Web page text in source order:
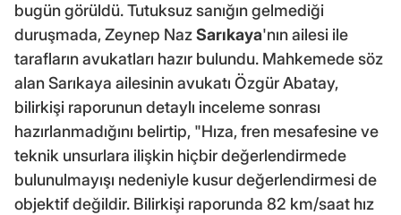
bugün görüldü. Tutuksuz sanığın gelmediği
duruşmada, Zeynep NazSarıkaya'nın ailesi ile
tarafların avukatları hazır bulundu. Mahkemede söz
alan Sarıkaya ailesinin avukatı Özgür Abatay,
bilirkişi raporunun detaylı inceleme sonrası
hazırlanmadığını belirtip, "Hıza, fren mesafesine ve
teknik unsurlara ilişkin hiçbir değerlendirmede
bulunulmayışı nedeniyle kusur değerlendirmesi de
objektif değildir. Bilirkişi raporunda 82 km/saat hız